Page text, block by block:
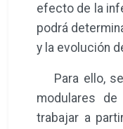
efecto de la
podrá
y la evolución
Para ello, se
modulares
trabajar a